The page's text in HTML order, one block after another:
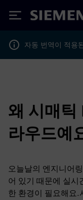
Siemens
자동 번역이 적용
왜 시매틱
라우드예
오늘날의 엔지니어
어 있기 때문에 실시
한 환경이 필요해요.